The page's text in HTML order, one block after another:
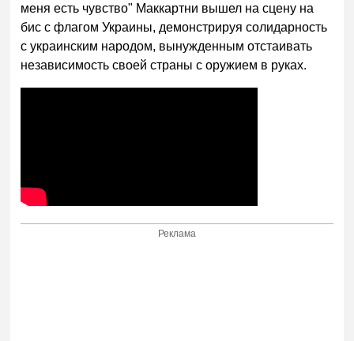
меня есть чувство" Маккартни вышел на сцену на
бис с флагом Украины, демонстрируя солидарность
с украинским народом, вынужденным отстаивать
независимость своей страны с оружием в руках.
Реклама